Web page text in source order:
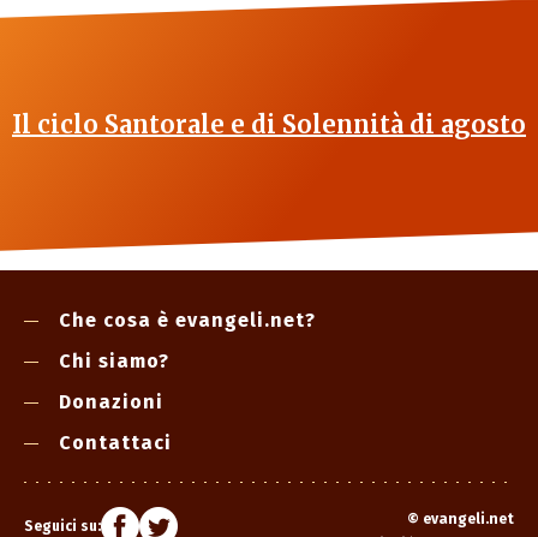
Il ciclo Santorale e di Solennità di agosto
Che cosa è evangeli.net?
Chi siamo?
Donazioni
Contattaci
Seguici su: © evangeli.net